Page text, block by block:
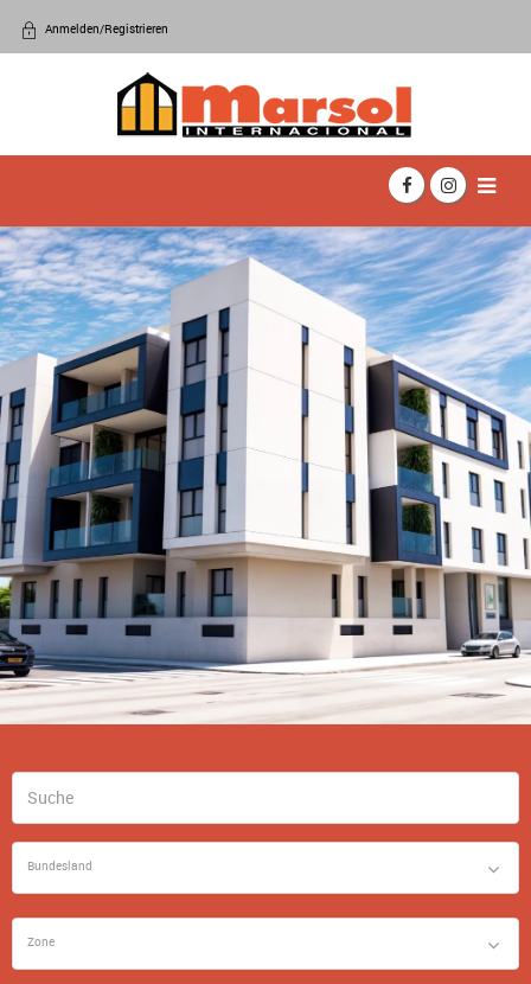
Anmelden/Registrieren
Bundesland
Zone